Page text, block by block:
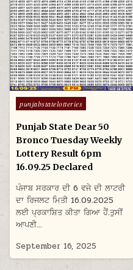
Posted
punjabstatelotteries
Punjab State Dear 50
Bronco Tuesday Weekly
Lottery Result 6pm
16.09.25 Declared
ਪੰਜਾਬ ਸਰਕਾਰ ਦੀ 6 ਵਜੇ ਦੀ ਲਾਟਰੀ
ਦਾ ਰਿਜਲਟ ਮਿਤੀ 16.09.2025
ਲਈ ਪ੍ਰਕਾਸ਼ਿਤ ਕੀਤਾ ਗਿਆ ਹੈਂ.ਤੁਸੀਂ
ਆਪਣੀ…
September 16, 2025